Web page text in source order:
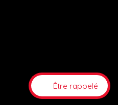
Être rappelé